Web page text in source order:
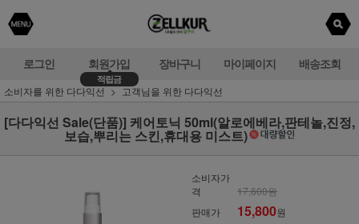
로그인 회원가입
적립금
장바구니 마이페이지 배송조회
소비자를 위한 다다익선 고객님을 위한 다다익선
[다다익선 Sale(단품)] 케어토닉 50ml(알로에베라,판테놀,진정,
보습,뿌리는 스킨,휴대용 미스트)
소비자가
격
17,600원
판매가
15,800원